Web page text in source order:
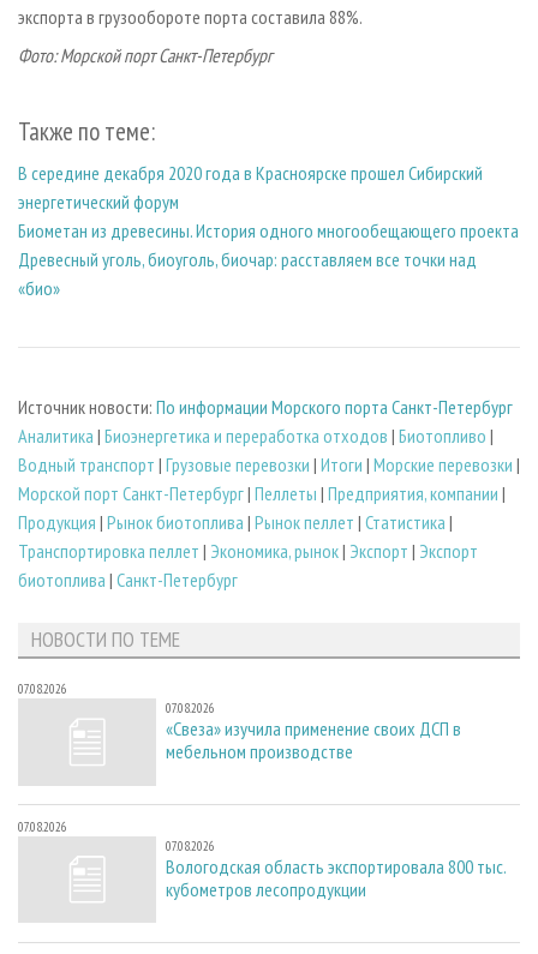
экспорта в грузообороте порта составила 88%.
Фото: Морской порт Санкт-Петербург
Также по теме:
В середине декабря 2020 года в Красноярске прошел Сибирский
энергетический форум
Биометан из древесины. История одного многообещающего проекта
Древесный уголь, биоуголь, биочар: расставляем все точки над
«био»
Источник новости: По информации Морского порта Санкт-Петербург
Аналитика | Биoэнергетика и переработка отходов | Биотопливо |
Водный транспорт | Грузовые перевозки | Итоги | Морские перевозки |
Морской порт Санкт-Петербург| Пеллеты | Предприятия, компании |
Продукция | Рынок биотоплива | Рынок пеллет | Статистика |
Транспортировка пеллет | Экономика, рынок| Экспорт | Экспорт
биотоплива | Санкт-Петербург
НОВОСТИ ПО ТЕМЕ
07.08.2026
07.08.2026
«Свеза» изучила применение своих ДСП в
мебельном производстве
07.08.2026
07.08.2026
Вологодская область экспортировала 800 тыс.
кубометров лесопродукции